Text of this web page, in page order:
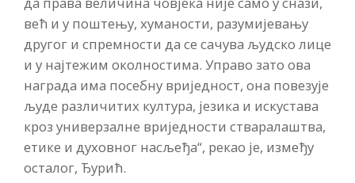
већ и у поштењу, хуманости, разумијевању
другог и спремности да се сачува људско лице
и у најтежим околностима. Управо зато ова
награда има посебну вриједност, она повезује
људе различитих култура, језика и искустава
кроз универзалне вриједности стваралаштва,
етике и духовног насљеђа“, рекао је, између
осталог, Ђурић.